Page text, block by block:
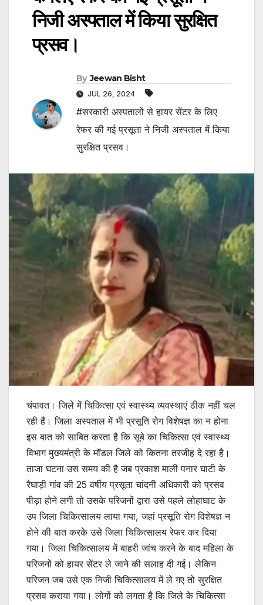
निजी अस्पताल में किया सुरक्षित
प्रसव।
By Jeewan Bisht
JUL 26, 2024
#सरकारी अस्पतालों से हायर सेंटर के लिए
रेफर की गई प्रसूता ने निजी अस्पताल में किया
सुरक्षित प्रसव।
चंपावत। जिले में चिकित्सा एवं स्वास्थ्य व्यवस्थाएं ठीक नहीं चल
रही हैं। जिला अस्पताल में भी प्रसूति रोग विशेषज्ञ का न होना
इस बात को साबित करता है कि सूबे का चिकित्सा एवं स्वास्थ्य
विभाग मुख्यमंत्री के मॉडल जिले को कितना तरजीह दे रहा है।
ताजा घटना उस समय की है जब प्रकाश माली पनार घाटी के
रैघाड़ी गांव की 25 वर्षीय प्रसूता चांदनी अधिकारी को प्रसव
पीड़ा होने लगी तो उसके परिजनों द्वारा उसे पहले लोहाघाट के
उप जिला चिकित्सालय लाया गया, जहां प्रसूति रोग विशेषज्ञ न
होने की बात करके उसे जिला चिकित्सालय रेफर कर दिया
गया। जिला चिकित्सालय में बाहरी जांच करने के बाद महिला के
परिजनों को हायर सेंटर ले जाने की सलाह दी गई। लेकिन
परिजन जब उसे एक निजी चिकित्सालय में ले गए तो सुरक्षित
प्रसव कराया गया। लोगों को लगता है कि जिले के चिकित्सा